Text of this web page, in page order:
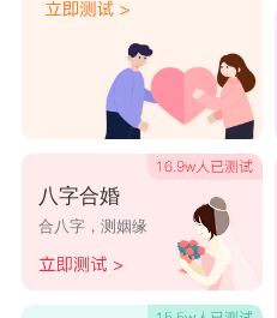
八字合婚
合八字，测姻缘